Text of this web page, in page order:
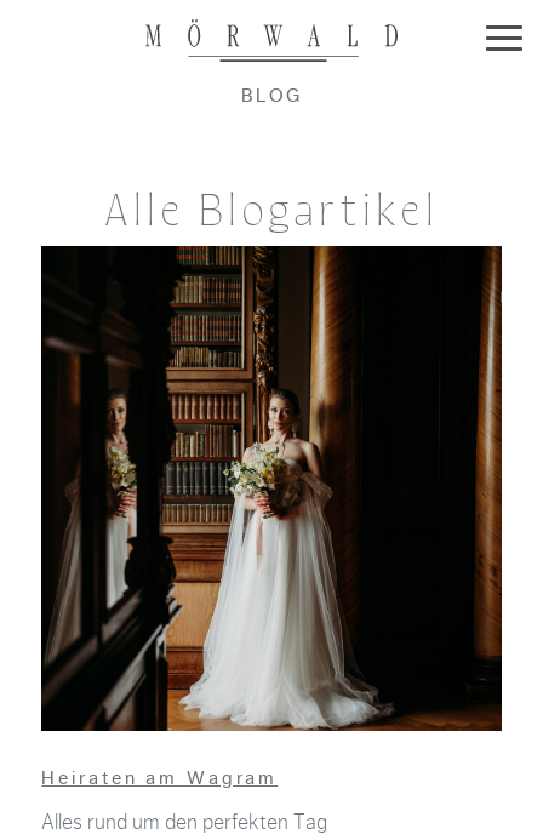
BLOG
Alle Blogartikel
Heiraten am Wagram
Alles rund um den perfekten Tag